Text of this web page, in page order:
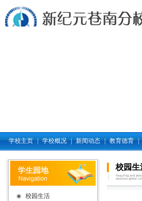
学校主页 | 学校概况 | 新闻动态 | 教育德育 |
学生园地
校园生活
校园生